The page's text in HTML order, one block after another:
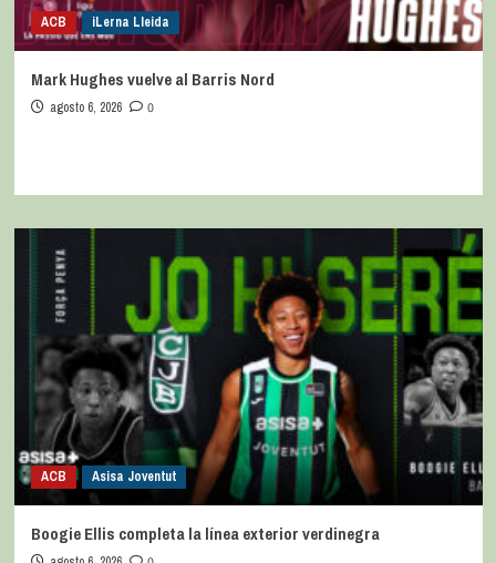
ACB iLerna Lleida
Mark Hughes vuelve al Barris Nord
agosto 6, 2026 0
ACB Asisa Joventut
Boogie Ellis completa la línea exterior verdinegra